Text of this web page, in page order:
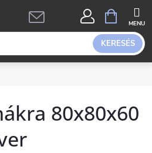
KERESÉS
KOSÁR
80x80x60